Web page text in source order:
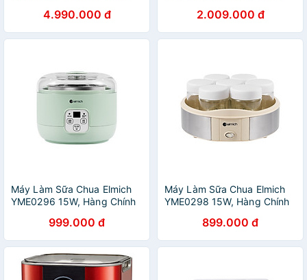
4.990.000 đ
Công suất làm đá 90-165W,
sản lượng 12kg/24h, Dung
tích bình chứa 1,4 lit - HÀNG
2.009.000 đ
Máy Làm Sữa Chua Elmich
YME0296 15W, Hàng Chính
Ủ Inox - JoyMall
999.000 đ
Máy Làm Sữa Chua Elmich
YME0298 15W, Hàng Chính
Thủy Tinh 200ml - JoyMall
899.000 đ